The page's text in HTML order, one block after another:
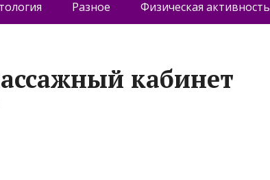
Разное Физическая активность
кабинет